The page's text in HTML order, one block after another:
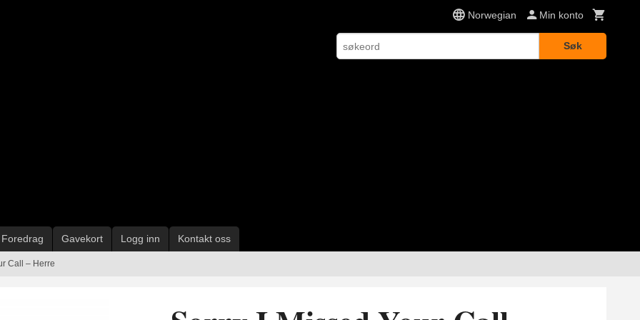
Norwegian Min konto
Søk
Foredrag Gavekort Logg inn Kontakt oss
Call – Herre